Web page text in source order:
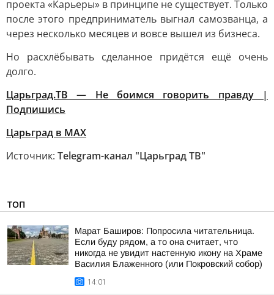
проекта «Карьеры» в принципе не существует. Только
после этого предприниматель выгнал самозванца, а
через несколько месяцев и вовсе вышел из бизнеса.
Но расхлёбывать сделанное придётся ещё очень
долго.
Царьград.ТВ — Не боимся говорить правду |
Подпишись
Царьград в МАХ
Источник: Telegram-канал "Царьград ТВ"
ТОП
Марат Баширов: Попросила читательница.
Если буду рядом, а то она считает, что
никогда не увидит настенную икону на Храме
Василия Блаженного (или Покровский собор)
14:01